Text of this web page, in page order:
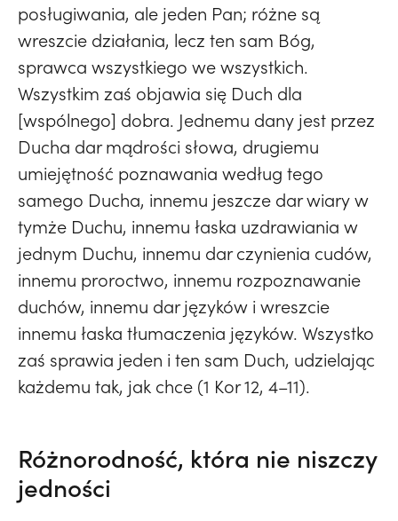
posługiwania, ale jeden Pan; różne są
wreszcie działania, lecz ten sam Bóg,
sprawca wszystkiego we wszystkich.
Wszystkim zaś objawia się Duch dla
[wspólnego] dobra. Jednemu dany jest przez
Ducha dar mądrości słowa, drugiemu
umiejętność poznawania według tego
samego Ducha, innemu jeszcze dar wiary w
tymże Duchu, innemu łaska uzdrawiania w
jednym Duchu, innemu dar czynienia cudów,
innemu proroctwo, innemu rozpoznawanie
duchów, innemu dar języków i wreszcie
innemu łaska tłumaczenia języków. Wszystko
zaś sprawia jeden i ten sam Duch, udzielając
każdemu tak, jak chce (1 Kor 12, 4–11).
Różnorodność, która nie niszczy
jedności